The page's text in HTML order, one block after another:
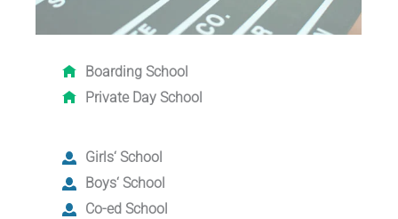
Boarding School
Private Day School
Girls‘ School
Boys‘ School
Co-ed School